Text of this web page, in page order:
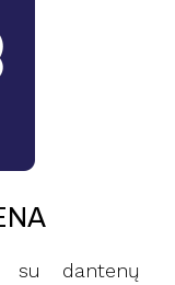
su dantenų